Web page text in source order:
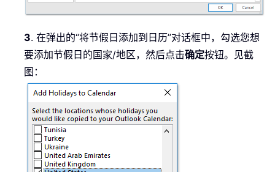
3. 在弹出的“将节假日添加到日历”对话框中，勾选您想
要添加节假日的国家/地区，然后点击确定按钮。见截
图：